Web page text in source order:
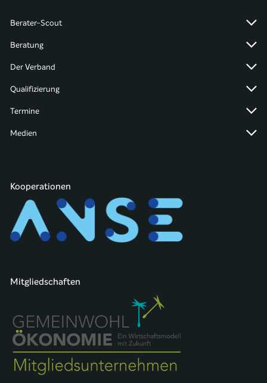
Berater-Scout
Beratung
Der Verband
Qualifizierung
Termine
Medien
Kooperationen
Mitgliedschaften